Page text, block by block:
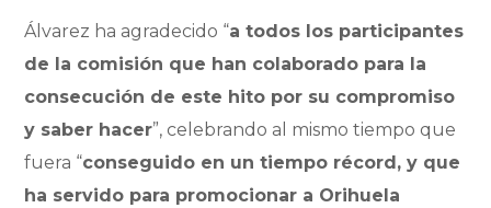
Álvarez ha agradecido “a todos los participantes
de la comisión que han colaborado para la
consecución de este hito por su compromiso
y saber hacer”, celebrando al mismo tiempo que
fuera “conseguido en un tiempo récord, y que
ha servido para promocionar a Orihuela